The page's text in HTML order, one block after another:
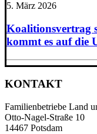
5. März 2026
Koalitionsvertrag
kommt es auf die
KONTAKT
Familienbetriebe Land
Otto-Nagel-Straße 10
14467 Potsdam